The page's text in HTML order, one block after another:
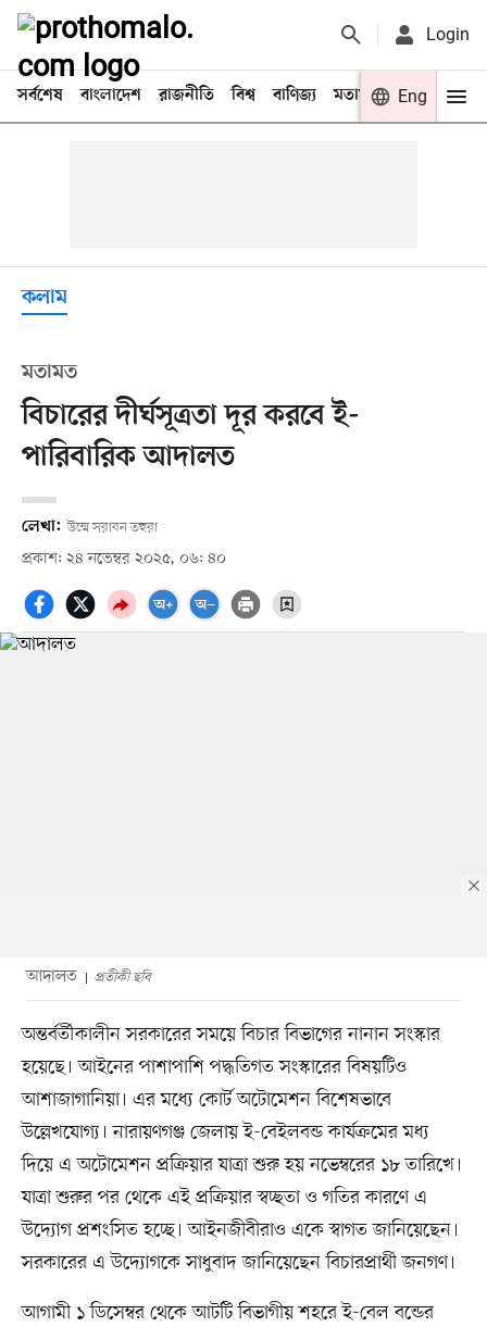
Login
সর্বশেষ বাংলাদেশ রাজনীতি বিশ্ব বাণিজ্য মতামত খেলা
Eng
কলাম
মতামত
বিচারের দীর্ঘসূত্রতা দূর করবে ই-
পারিবারিক আদালত
লেখা: উম্মে সরাবন তহুরা
প্রকাশ: ২৪ নভেম্বর ২০২৫, ০৬: ৪০
আদালত প্রতীকী ছবি
অন্তর্বর্তীকালীন সরকারের সময়ে বিচার বিভাগের নানান সংস্কার
হয়েছে। আইনের পাশাপাশি পদ্ধতিগত সংস্কারের বিষয়টিও
আশাজাগানিয়া। এর মধ্যে কোর্ট অটোমেশন বিশেষভাবে
উল্লেখযোগ্য। নারায়ণগঞ্জ জেলায় ই-বেইলবন্ড কার্যক্রমের মধ্য
দিয়ে এ অটোমেশন প্রক্রিয়ার যাত্রা শুরু হয় নভেম্বরের ১৮ তারিখে।
যাত্রা শুরুর পর থেকে এই প্রক্রিয়ার স্বচ্ছতা ও গতির কারণে এ
উদ্যোগ প্রশংসিত হচ্ছে। আইনজীবীরাও একে স্বাগত জানিয়েছেন।
সরকারের এ উদ্যোগকে সাধুবাদ জানিয়েছেন বিচারপ্রার্থী জনগণ।
আগামী ১ ডিসেম্বর থেকে আটটি বিভাগীয় শহরে ই-বেল বন্ডের